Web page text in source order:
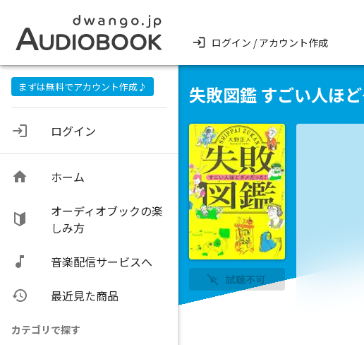
ログイン / アカウント作成
まずは無料でアカウント作成♪
ログイン
ホーム
オーディオブックの楽
しみ方
音楽配信サービスへ
最近見た商品
カテゴリで探す
失敗図鑑 すごい人ほ
試聴不可